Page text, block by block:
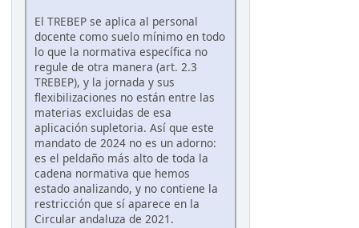
El TREBEP se aplica al personal
docente como suelo mínimo en todo
lo que la normativa específica no
regule de otra manera (art. 2.3
TREBEP), y la jornada y sus
flexibilizaciones no están entre las
materias excluidas de esa
aplicación supletoria. Así que este
mandato de 2024 no es un adorno:
es el peldaño más alto de toda la
cadena normativa que hemos
estado analizando, y no contiene la
restricción que sí aparece en la
Circular andaluza de 2021.